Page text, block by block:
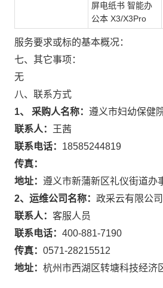
屏电纸书 智能办
公本 X3/X3Pro
服务要求或标的基本概况：
七、其它事项：
无
八、联系方式
1、 采购人名称： 遵义市妇幼保健
联系人：
王茜
联系电话： 18585244819
传真：
地址： 遵义市新蒲新区礼仪街道办
2、运维公司名称： 政采云有限公司
联系人： 客服人员
联系电话： 400-881-7190
传真： 0571-28215512
地址： 杭州市西湖区转塘科技经济